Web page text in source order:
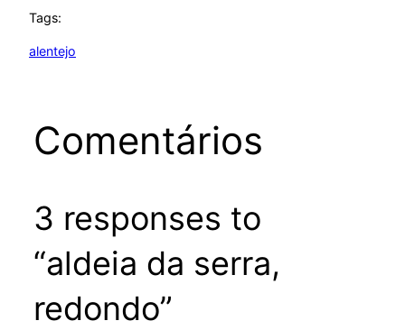
Tags:
alentejo
Comentários
3 responses to
“aldeia da serra,
redondo”